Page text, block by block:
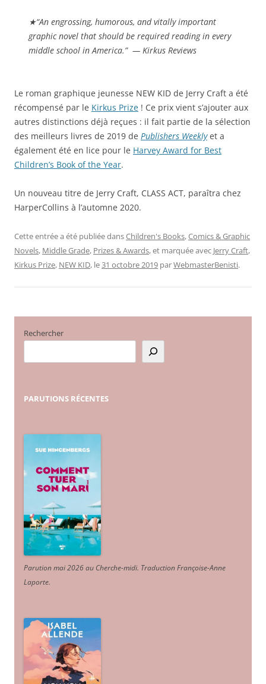
★“An engrossing, humorous, and vitally important
graphic novel that should be required reading in every
middle school in America.” — Kirkus Reviews
Le roman graphique jeunesse NEW KID de Jerry Craft a été
récompensé par le Kirkus Prize ! Ce prix vient s’ajouter aux
autres distinctions déjà reçues : il fait partie de la sélection
des meilleurs livres de 2019 de Publishers Weeklyet a
également été en lice pour le Harvey Award for Best
Children’s Book of the Year.
Un nouveau titre de Jerry Craft, CLASS ACT, paraîtra chez
HarperCollins à l’automne 2020.
Cette entrée a été publiée dansChildren's Books,Comics & Graphic
Novels, Middle Grade, Prizes & Awards, et marquée avec Jerry Craft,
Kirkus Prize, NEW KID, le31 octobre 2019 parWebmasterBenisti.
Rechercher
PARUTIONS RÉCENTES
Parution mai 2026 au Cherche-midi. Traduction Françoise-Anne
Laporte.